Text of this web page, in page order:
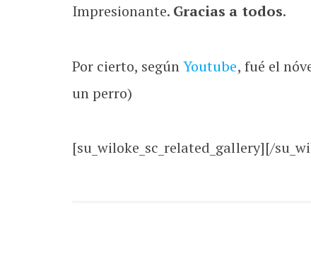
Impresionante. Gracias a todos.
Por cierto, segúnYoutube, fué el
un perro)
[su_wiloke_sc_related_gallery][/